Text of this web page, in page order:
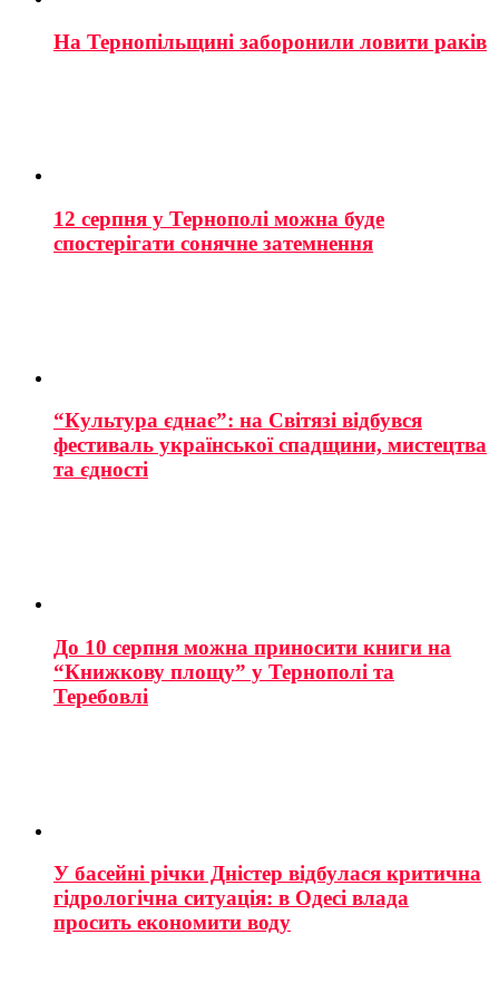
На Тернопільщині заборонили ловити раків
12 серпня у Тернополі можна буде
спостерігати сонячне затемнення
“Культура єднає”: на Світязі відбувся
фестиваль української спадщини, мистецтва
та єдності
До 10 серпня можна приносити книги на
“Книжкову площу” у Тернополі та
Теребовлі
У басейні річки Дністер відбулася критична
гідрологічна ситуація: в Одесі влада
просить економити воду